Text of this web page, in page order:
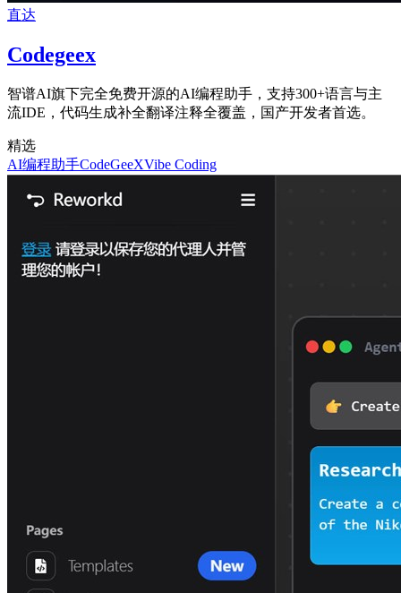
直达
Codegeex
智谱AI旗下完全免费开源的AI编程助手，支持300+语言与主
流IDE，代码生成补全翻译注释全覆盖，国产开发者首选。
精选
AI编程助手CodeGeeXVibe Coding